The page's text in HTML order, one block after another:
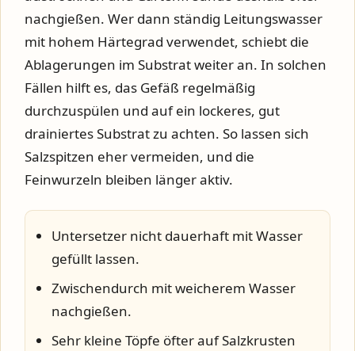
nachgießen. Wer dann ständig Leitungswasser
mit hohem Härtegrad verwendet, schiebt die
Ablagerungen im Substrat weiter an. In solchen
Fällen hilft es, das Gefäß regelmäßig
durchzuspülen und auf ein lockeres, gut
drainiertes Substrat zu achten. So lassen sich
Salzspitzen eher vermeiden, und die
Feinwurzeln bleiben länger aktiv.
Untersetzer nicht dauerhaft mit Wasser
gefüllt lassen.
Zwischendurch mit weicherem Wasser
nachgießen.
Sehr kleine Töpfe öfter auf Salzkrusten